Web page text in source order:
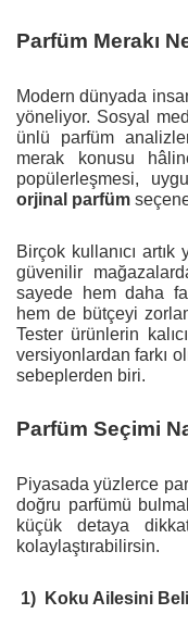
Parfüm Merakı
Modern dünyada
yöneliyor. Sosyal
ünlü parfüm
merak konusu
popülerleşmesi,
orjinal parfüm
Birçok kullanıcı
güvenilir
sayede hem daha
hem de bütçeyi
Tester ürünlerin
versiyonlardan farkı
sebeplerden biri.
Parfüm Seçimi
Piyasada yüzlerce
doğru parfümü
küçük detaya
kolaylaştırabilirsin.
1) Koku Ailesini